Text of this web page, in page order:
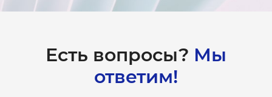
Есть вопросы? Мы
ответим!